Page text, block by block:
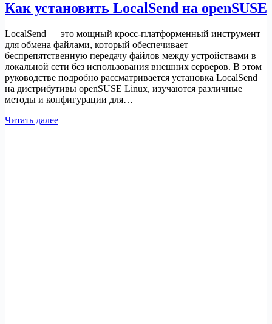
Как установить LocalSend на openSUSE
LocalSend — это мощный кросс-платформенный инструмент
для обмена файлами, который обеспечивает
беспрепятственную передачу файлов между устройствами в
локальной сети без использования внешних серверов. В этом
руководстве подробно рассматривается установка LocalSend
на дистрибутивы openSUSE Linux, изучаются различные
методы и конфигурации для…
Читать далееКак